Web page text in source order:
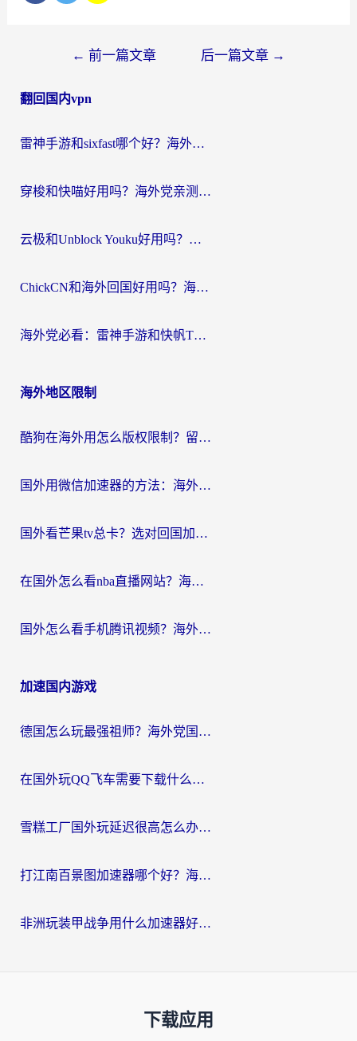
导
← 前一篇文章 后一篇文章 →
翻回国内vpn
雷神手游和sixfast哪个好？海外党亲测3款回国加速器，教你选对不踩坑
穿梭和快喵好用吗？海外党亲测：小众加速器对比+番茄加速器深度体验
云极和Unblock Youku好用吗？海外党亲测+2026回国加速器避坑指南
ChickCN和海外回国好用吗？海外党2026亲测：从手游到影音，选对加速器的3个关键
海外党必看：雷神手游和快帆TV版好用吗？3步选对回国加速器不踩坑
海外地区限制
酷狗在海外用怎么版权限制？留学生亲测：3步解决听国内音乐难题
国外用微信加速器的方法：海外党无缝连接国内生活的实用指南
国外看芒果tv总卡？选对回国加速器，轻松追《浪姐》不费劲
在国外怎么看nba直播网站？海外党专属体育观赛指南，告别地区限制！
国外怎么看手机腾讯视频？海外党亲测有效的追剧加速器选择指南
加速国内游戏
德国怎么玩最强祖师？海外党国服游戏加速器选择全攻略（附宝可梦Online实测）
在国外玩QQ飞车需要下载什么加速器呢？海外党亲测有效的国服游戏加速指南
雪糕工厂国外玩延迟很高怎么办？海外玩家国服游戏加速终极攻略（附实测推荐）
打江南百景图加速器哪个好？海外党踩坑N次后，终于找到不卡的秘诀
非洲玩装甲战争用什么加速器好？海外党亲测有效的国服游戏加速方案
下载应用